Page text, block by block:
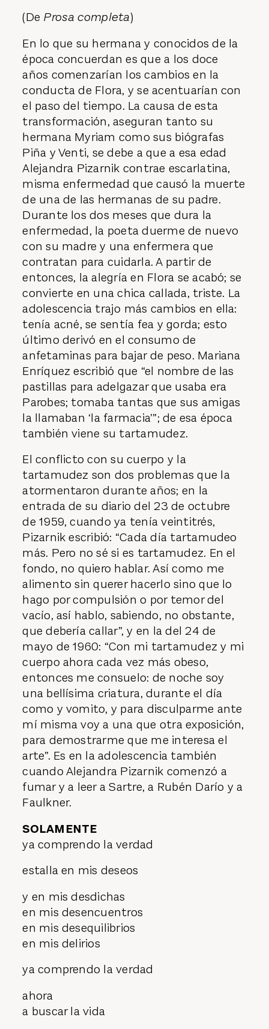
(De Prosa completa)
En lo que su hermana y conocidos de la
época concuerdan es que a los doce
años comenzarían los cambios en la
conducta de Flora, y se acentuarían con
el paso del tiempo. La causa de esta
transformación, aseguran tanto su
hermana Myriam como sus biógrafas
Piña y Venti, se debe a que a esa edad
Alejandra Pizarnik contrae escarlatina,
misma enfermedad que causó la muerte
de una de las hermanas de su padre.
Durante los dos meses que dura la
enfermedad, la poeta duerme de nuevo
con su madre y una enfermera que
contratan para cuidarla. A partir de
entonces, la alegría en Flora se acabó; se
convierte en una chica callada, triste. La
adolescencia trajo más cambios en ella:
tenía acné, se sentía fea y gorda; esto
último derivó en el consumo de
anfetaminas para bajar de peso. Mariana
Enríquez escribió que “el nombre de las
pastillas para adelgazar que usaba era
Parobes; tomaba tantas que sus amigas
la llamaban ‘la farmacia’”; de esa época
también viene su tartamudez.
El conflicto con su cuerpo y la
tartamudez son dos problemas que la
atormentaron durante años; en la
entrada de su diario del 23 de octubre
de 1959, cuando ya tenía veintitrés,
Pizarnik escribió: “Cada día tartamudeo
más. Pero no sé si es tartamudez. En el
fondo, no quiero hablar. Así como me
alimento sin querer hacerlo sino que lo
hago por compulsión o por temor del
vacío, así hablo, sabiendo, no obstante,
que debería callar”, y en la del 24 de
mayo de 1960: “Con mi tartamudez y mi
cuerpo ahora cada vez más obeso,
entonces me consuelo: de noche soy
una bellísima criatura, durante el día
como y vomito, y para disculparme ante
mí misma voy a una que otra exposición,
para demostrarme que me interesa el
arte”. Es en la adolescencia también
cuando Alejandra Pizarnik comenzó a
fumar y a leer a Sartre, a Rubén Darío y a
Faulkner.
SOLAMENTE
ya comprendo la verdad
estalla en mis deseos
y en mis desdichas
en mis desencuentros
en mis desequilibrios
en mis delirios
ya comprendo la verdad
ahora
a buscar la vida